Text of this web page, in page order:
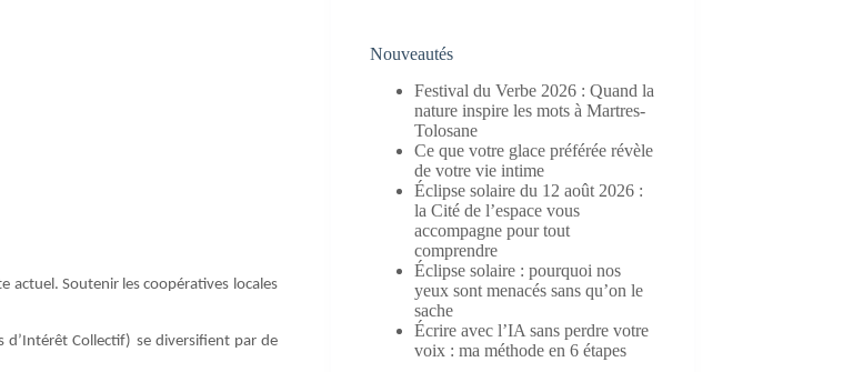
actuel. Soutenir les coopératives locales
d’Intérêt Collectif) se diversifient par de
Nouveautés
Festival du Verbe 2026 : Quand la
nature inspire les mots à Martres-
Tolosane
Ce que votre glace préférée révèle
de votre vie intime
Éclipse solaire du 12 août 2026 :
la Cité de l’espace vous
accompagne pour tout
comprendre
Éclipse solaire : pourquoi nos
yeux sont menacés sans qu’on le
sache
Écrire avec l’IA sans perdre votre
voix : ma méthode en 6 étapes